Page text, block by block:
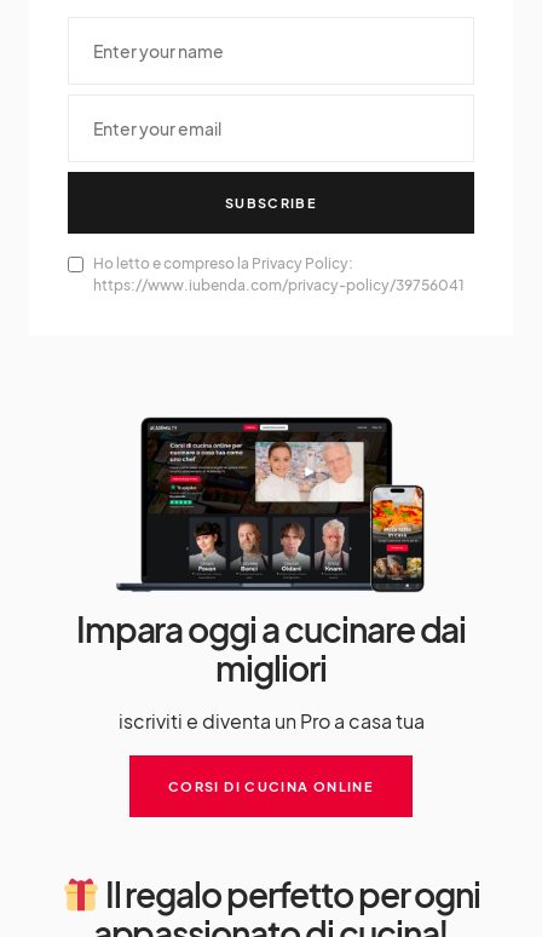
SUBSCRIBE
Ho letto e compreso la Privacy Policy:
https://www.iubenda.com/privacy-policy/39756041
Impara oggi a cucinare dai
migliori
iscriviti e diventa un Pro a casa tua
CORSI DI CUCINA ONLINE
Il regalo perfetto per ogni